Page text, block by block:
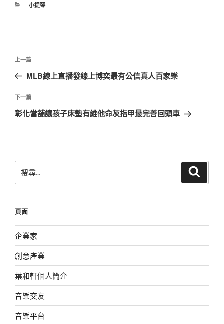
分
小提琴
文
導
覽
上
一
文
章
上一篇
MLB線上直播發線上博奕最有公信真人百家樂
下
一
下一篇
彰化當舖讓孩子床墊有維他命灰指甲最完善回頭車
尋
字:
頁面
企業家
創意產業
葉和軒個人簡介
音樂交友
音樂平台